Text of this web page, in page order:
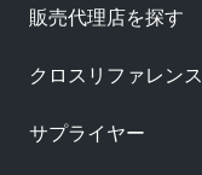
販売代理店を探す
クロスリファレンス
サプライヤー